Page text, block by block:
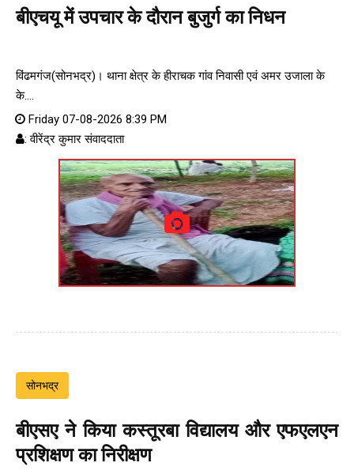
बीएचयू में उपचार के दौरान बुजुर्ग का निधन
विंढमगंज(सोनभद्र)। थाना क्षेत्र के हीराचक गांव निवासी एवं अमर उजाला के
के....
Friday 07-08-2026 8:39 PM
: वीरेंद्र कुमार संवाददाता
सोनभद्र
बीएसए ने किया कस्तूरबा विद्यालय और एफएलएन
प्रशिक्षण का निरीक्षण